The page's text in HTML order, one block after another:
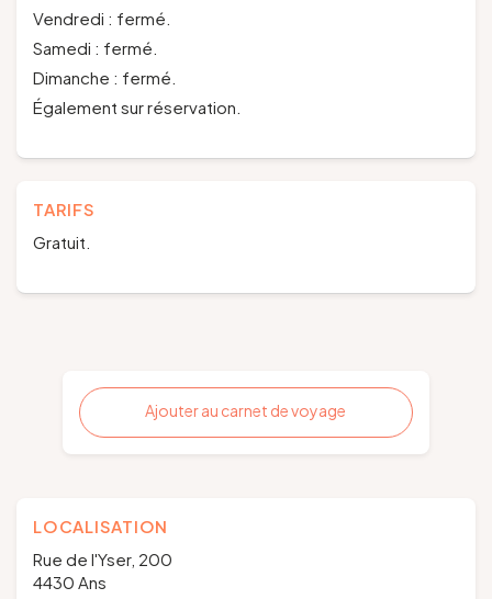
Vendredi : fermé.
Samedi : fermé.
Dimanche : fermé.
Également sur réservation.
TARIFS
Gratuit.
Ajouter au carnet de voyage
LOCALISATION
Rue de l'Yser, 200
4430 Ans